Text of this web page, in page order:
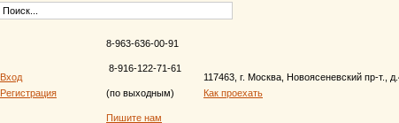
Вход
Регистрация
8-963-636-00-91
8-916-122-71-61
(по выходным)
Пишите нам
117463, г. Москва, Новоясеневский пр-т.,
Как проехать